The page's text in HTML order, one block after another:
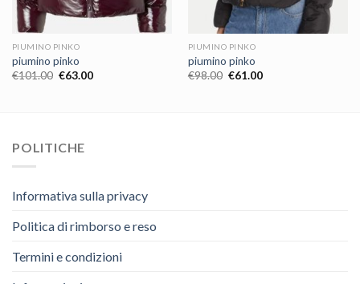
PIUMINO PINKO
piumino pinko
€101.00 €63.00
PIUMINO PINKO
piumino pinko
€98.00 €61.00
POLITICHE
Informativa sulla privacy
Politica di rimborso e reso
Termini e condizioni